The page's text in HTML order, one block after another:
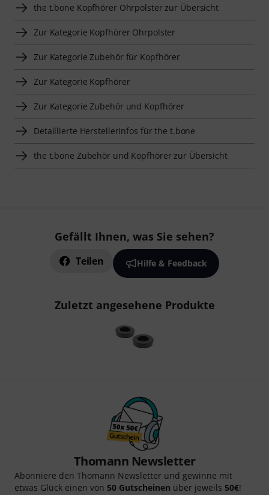
the t.bone Kopfhörer Ohrpolster zur Übersicht
Zur Kategorie Kopfhörer Ohrpolster
Zur Kategorie Zubehör für Kopfhörer
Zur Kategorie Kopfhörer
Zur Kategorie Zubehör und Kopfhörer
Detaillierte Herstellerinfos für the t.bone
the t.bone Zubehör und Kopfhörer zur Übersicht
Gefällt Ihnen, was Sie sehen?
Teilen Hilfe & Feedback
Zuletzt angesehene Produkte
Thomann Newsletter
Abonniere den Thomann Newsletter und gewinne mit
etwas Glück einen von 50 Gutscheinen über jeweils 50€!